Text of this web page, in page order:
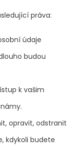
práva:
údaje
budou
k vašim
opravit, odstranit
kdykoli budete